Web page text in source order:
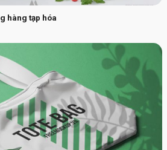
hàng tạp hóa